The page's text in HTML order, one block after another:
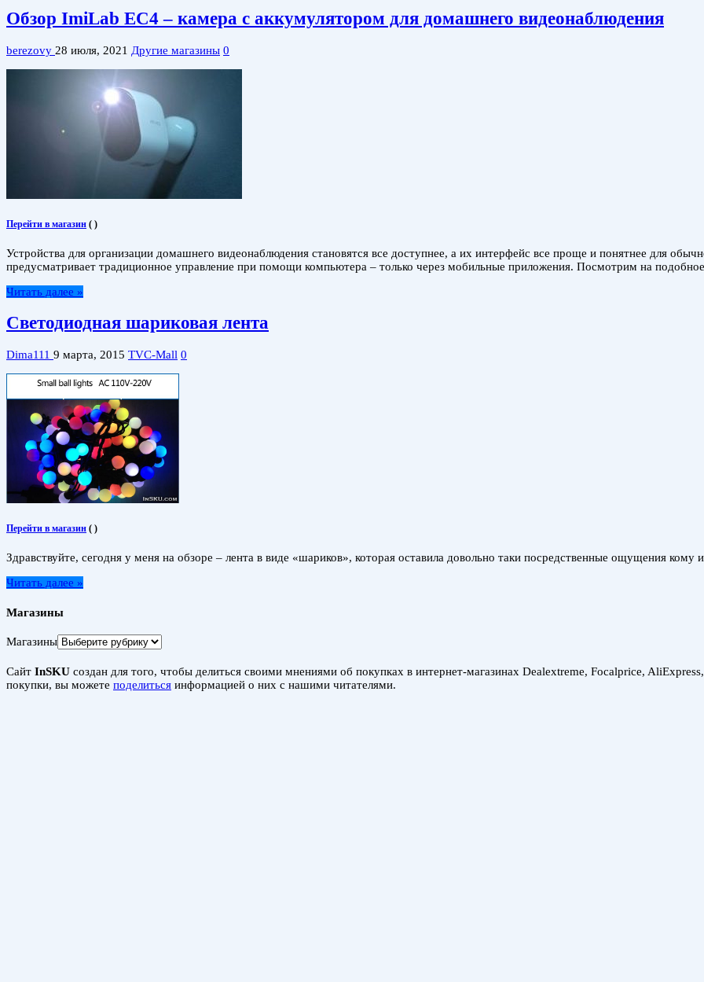
Обзор ImiLab EC4 – камера с аккумулятором для домашнего видеонаблюдения
berezovy 28 июля, 2021 Другие магазины 0
Перейти в магазин ( )
Устройства для организации домашнего видеонаблюдения становятся все доступнее, а их интерфейс все проще и понятнее для
предусматривает традиционное управление при помощи компьютера – только через мобильные приложения. Посмотрим на
Читать далее »
Светодиодная шариковая лента
Dima111 9 марта, 2015 TVC-Mall 0
Перейти в магазин ( )
Здравствуйте, сегодня у меня на обзоре – лента в виде «шариков», которая оставила довольно таки посредственные ощущения кому
Читать далее »
Магазины
Магазины
Сайт InSKU создан для того, чтобы делиться своими мнениями об покупках в интернет-магазинах Dealextreme, Focalprice,
покупки, вы можете поделиться информацией о них с нашими читателями.